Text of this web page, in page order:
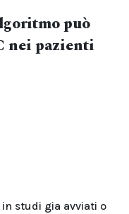
può
nei pazienti
studi gia avviati o